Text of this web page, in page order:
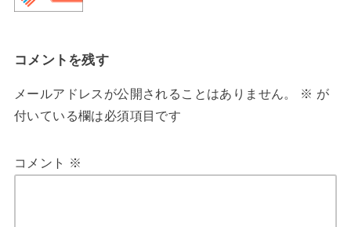
コメントを残す
メールアドレスが公開されることはありません。 ※ が
付いている欄は必須項目です
コメント ※